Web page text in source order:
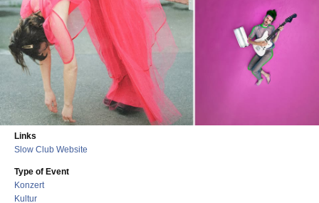
Links
Slow Club Website
Type of Event
Konzert
Kultur